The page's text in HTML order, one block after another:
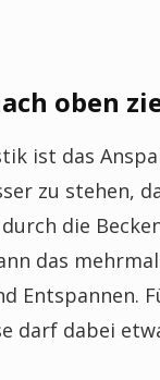
oben
ist das
zu stehen,
die
das
Entspannen.
darf dabei